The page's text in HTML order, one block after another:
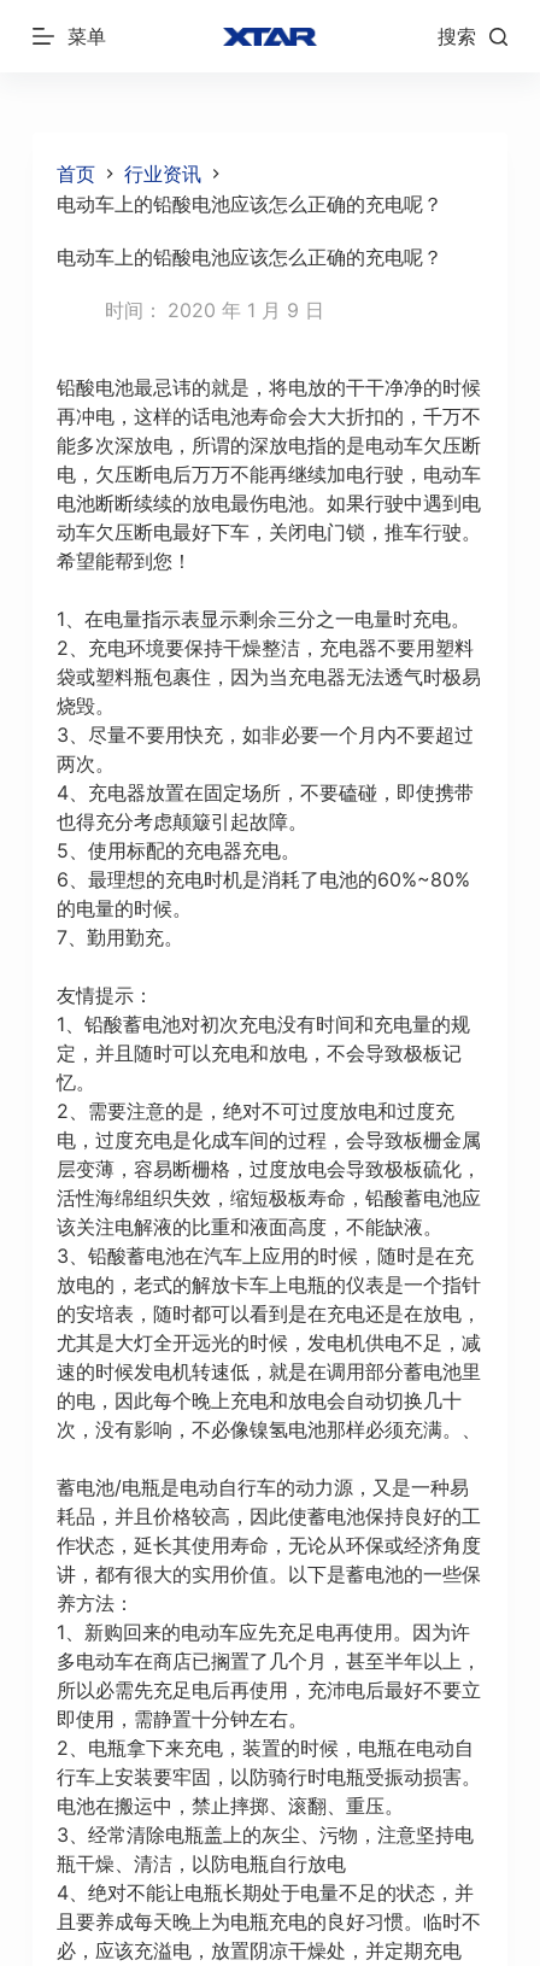
跳
菜单 搜索
首页
行业资讯
电动车上的铅酸电池应该怎么正确的充电呢？
电动车上的铅酸电池应该怎么正确的充电呢？
时间： 2020 年 1 月 9 日
铅酸电池最忌讳的就是，将电放的干干净净的时候
再冲电，这样的话电池寿命会大大折扣的，千万不
能多次深放电，所谓的深放电指的是电动车欠压断
电，欠压断电后万万不能再继续加电行驶，电动车
电池断断续续的放电最伤电池。如果行驶中遇到电
动车欠压断电最好下车，关闭电门锁，推车行驶。
希望能帮到您！
1、在电量指示表显示剩余三分之一电量时充电。
2、充电环境要保持干燥整洁，充电器不要用塑料
袋或塑料瓶包裹住，因为当充电器无法透气时极易
烧毁。
3、尽量不要用快充，如非必要一个月内不要超过
两次。
4、充电器放置在固定场所，不要磕碰，即使携带
也得充分考虑颠簸引起故障。
5、使用标配的充电器充电。
6、最理想的充电时机是消耗了电池的60%~80%
的电量的时候。
7、勤用勤充。
友情提示：
1、铅酸蓄电池对初次充电没有时间和充电量的规
定，并且随时可以充电和放电，不会导致极板记
忆。
2、需要注意的是，绝对不可过度放电和过度充
电，过度充电是化成车间的过程，会导致板栅金属
层变薄，容易断栅格，过度放电会导致极板硫化，
活性海绵组织失效，缩短极板寿命，铅酸蓄电池应
该关注电解液的比重和液面高度，不能缺液。
3、铅酸蓄电池在汽车上应用的时候，随时是在充
放电的，老式的解放卡车上电瓶的仪表是一个指针
的安培表，随时都可以看到是在充电还是在放电，
尤其是大灯全开远光的时候，发电机供电不足，减
速的时候发电机转速低，就是在调用部分蓄电池里
的电，因此每个晚上充电和放电会自动切换几十
次，没有影响，不必像镍氢电池那样必须充满。、
蓄电池/电瓶是电动自行车的动力源，又是一种易
耗品，并且价格较高，因此使蓄电池保持良好的工
作状态，延长其使用寿命，无论从环保或经济角度
讲，都有很大的实用价值。以下是蓄电池的一些保
养方法：
1、新购回来的电动车应先充足电再使用。因为许
多电动车在商店已搁置了几个月，甚至半年以上，
所以必需先充足电后再使用，充沛电后最好不要立
即使用，需静置十分钟左右。
2、电瓶拿下来充电，装置的时候，电瓶在电动自
行车上安装要牢固，以防骑行时电瓶受振动损害。
电池在搬运中，禁止摔掷、滚翻、重压。
3、经常清除电瓶盖上的灰尘、污物，注意坚持电
瓶干燥、清洁，以防电瓶自行放电
4、绝对不能让电瓶长期处于电量不足的状态，并
且要养成每天晚上为电瓶充电的良好习惯。临时不
必，应该充溢电，放置阴凉干燥处，并定期充电